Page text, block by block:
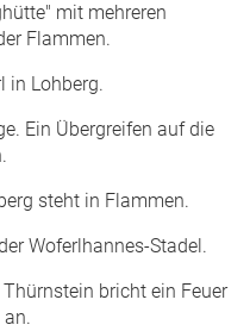
mit mehreren
Flammen.
Lohberg.
Ein Übergreifen auf die
steht in Flammen.
Woferlhannes-Stadel.
bricht ein Feuer